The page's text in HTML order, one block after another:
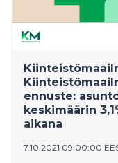
paikoin
vanhojen
säilyttämiseen.
ennuste:
keskimäärin
aikana
7.10.2021 09:00:00